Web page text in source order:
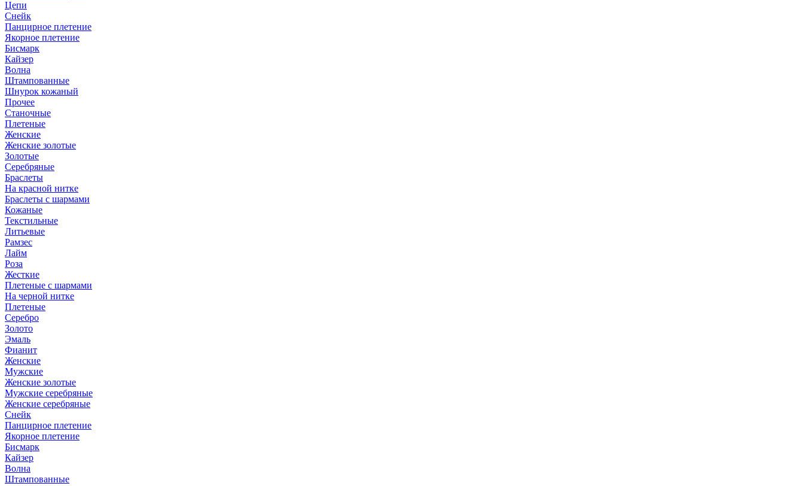
Цепи
Снейк
Панцирное плетение
Якорное плетение
Бисмарк
Кайзер
Волна
Штампованные
Шнурок кожаный
Прочее
Станочные
Плетеные
Женские
Женские золотые
Золотые
Серебряные
Браслеты
На красной нитке
Браслеты с шармами
Кожаные
Текстильные
Литьевые
Рамзес
Лайм
Роза
Жесткие
Плетеные с шармами
На черной нитке
Плетеные
Серебро
Золото
Эмаль
Фианит
Женские
Мужские
Женские золотые
Мужские серебряные
Женские серебряные
Снейк
Панцирное плетение
Якорное плетение
Бисмарк
Кайзер
Волна
Штампованные